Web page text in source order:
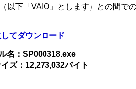
以下「VAIO」とします）との間で
客さまに対して使用許諾されるも
してダウンロード
名：SP000318.exe
ズ：12,273,032バイト